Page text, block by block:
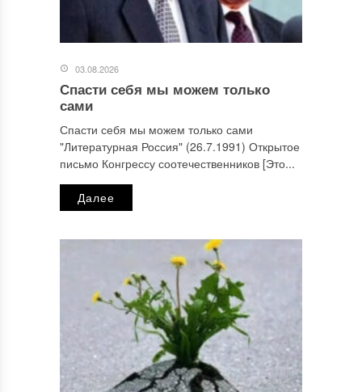
03.08.2026
Спасти себя мы можем только
сами
Спасти себя мы можем только сами
"Литературная Россия" (26.7.1991) Открытое
письмо Конгрессу соотечественников [Это...
Далее